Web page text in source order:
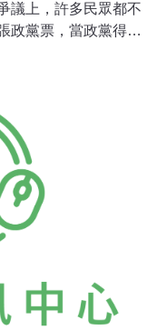
議上，許多民眾都不
政黨票，當政黨得票
機會。最近荒野以較
堅持「不談政治、不
搖，事實上並不然，
過去會有「三不堅
上某政黨或某宗教色
業交易的社交場所，
些基本原則依然不
是採取消極的迴避態
環境下生活。從過去
成「既定政策」的環